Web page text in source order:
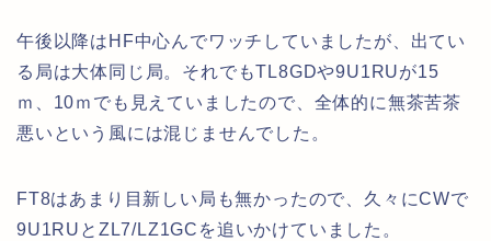
午後以降はHF中心んでワッチしていましたが、出てい
る局は大体同じ局。それでもTL8GDや9U1RUが15
ｍ、10ｍでも見えていましたので、全体的に無茶苦茶
悪いという風には混じませんでした。
FT8はあまり目新しい局も無かったので、久々にCWで
9U1RUとZL7/LZ1GCを追いかけていました。